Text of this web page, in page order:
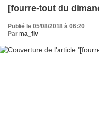
[fourre-tout du
Publié le 05/08/2018 à 06:20
Par ma_flv